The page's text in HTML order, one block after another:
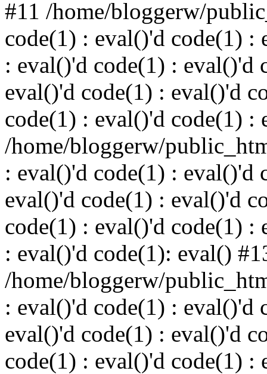
#11 /home/bloggerw/
code(1) : eval()'d code(1) :
: eval()'d code(1) : eval()'d
eval()'d code(1) : eval()'d
code(1) : eval()'d code(1) :
/home/bloggerw/
: eval()'d code(1) : eval()'d
eval()'d code(1) : eval()'d
code(1) : eval()'d code(1) :
: eval()'d code(1): eval()
/home/bloggerw/
: eval()'d code(1) : eval()'d
eval()'d code(1) : eval()'d
code(1) : eval()'d code(1) :